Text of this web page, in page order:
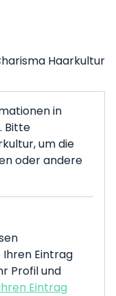
Haarkultur
in
Bitte
um die
oder andere
Eintrag
Profil und
Eintrag